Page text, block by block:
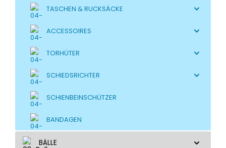
TASCHEN & RUCKSÄCKE
ACCESSOIRES
TORHÜTER
SCHIEDSRICHTER
SCHIENBEINSCHÜTZER
BANDAGEN
BÄLLE